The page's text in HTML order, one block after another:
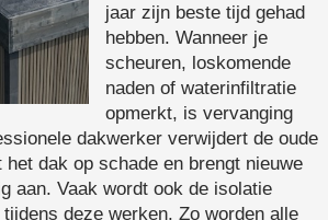
jaar zijn beste tijd gehad
hebben. Wanneer je
scheuren, loskomende
naden of waterinfiltratie
opmerkt, is vervanging
dakwerker verwijdert de oude
dak op schade en brengt nieuwe
aan. Vaak wordt ook de isolatie
deze werken. Zo worden alle